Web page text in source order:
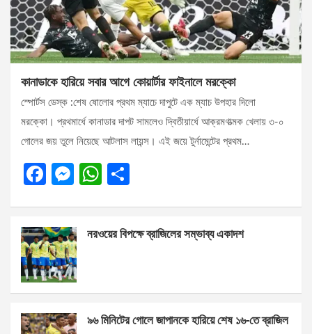
কানাডাকে হারিয়ে সবার আগে কোয়ার্টার ফাইনালে মরক্কো
স্পোর্টস ডেস্ক :শেষ ষোলোর প্রথম ম্যাচে দাপুটে এক ম্যাচ উপহার দিলো
মরক্কো। প্রথমার্ধে কানাডার দাপট সামলেও দ্বিতীয়ার্ধে আক্রমণাত্মক খেলায় ৩-০
গোলের জয় তুলে নিয়েছে আটলাস লায়ন্স। এই জয়ে টুর্নামেন্টের প্রথম…
F
b
o
o
k
M
n
g
er
W
s
p
e
নরওয়ের বিপক্ষে ব্রাজিলের সম্ভাব্য একাদশ
৯৬ মিনিটের গোলে জাপানকে হারিয়ে শেষ ১৬-তে ব্রাজিল